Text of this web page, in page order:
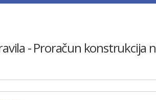
- Proračun konstrukcija